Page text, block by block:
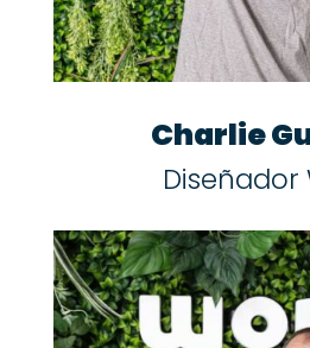
Charlie
Diseñador